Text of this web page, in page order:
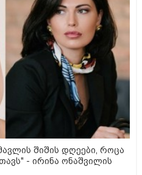
შიშის დღეები, როცა
- ირინა ონაშვილის